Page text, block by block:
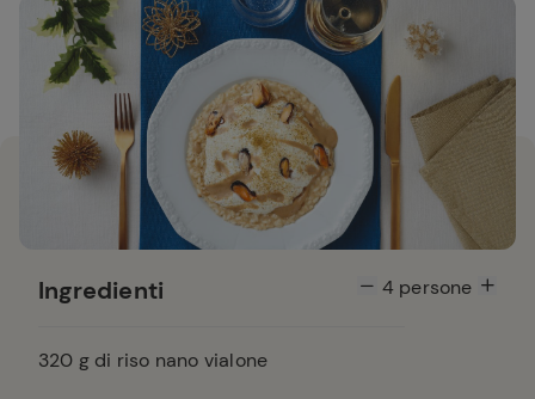
Ingredienti 4persone
320 g di riso nano vialone